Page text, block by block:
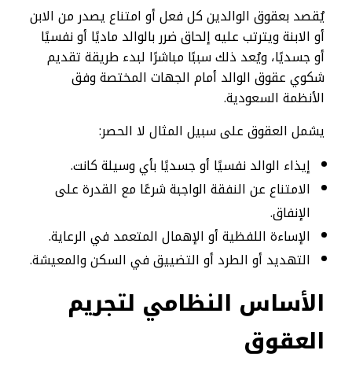
يُقصد بعقوق الوالدين كل فعل أو امتناع يصدر من الابن
أو الابنة ويترتب عليه إلحاق ضرر بالوالد ماديًا أو نفسيًا
أو جسديًا، ويُعد ذلك سببًا مباشرًا لبدء طريقة تقديم
شكوي عقوق الوالد أمام الجهات المختصة وفق
الأنظمة السعودية.
يشمل العقوق على سبيل المثال لا الحصر:
إيذاء الوالد نفسيًا أو جسديًا بأي وسيلة كانت.
الامتناع عن النفقة الواجبة شرعًا مع القدرة على
الإنفاق.
الإساءة اللفظية أو الإهمال المتعمد في الرعاية.
التهديد أو الطرد أو التضييق في السكن والمعيشة.
الأساس النظامي لتجريم
العقوق